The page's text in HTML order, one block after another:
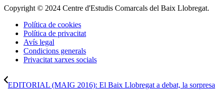
Copyright © 2024 Centre d'Estudis Comarcals del Baix Llobregat.
Política de cookies
Política de privacitat
Avís legal
Condicions generals
Privacitat xarxes socials
EDITORIAL (MAIG 2016): El Baix Llobregat a debat, la sorpresa